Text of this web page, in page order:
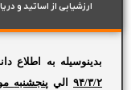
ارزشیابی از اساتید و
بدينوسيله به اطلاع
۹۴/۳/۲الي پنجشنبه